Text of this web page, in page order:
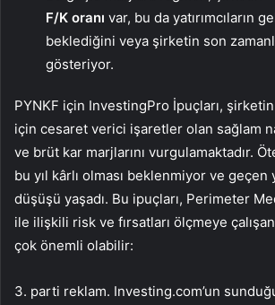
F/K oranı var, bu da yatırımcıların
beklediğini veya şirketin son
gösteriyor.
PYNKF için InvestingPro İpuçları,
için cesaret verici işaretler olan sağlam
ve brüt kar marjlarını vurgulamaktadır.
bu yıl kârlı olması beklenmiyor ve
düşüşü yaşadı. Bu ipuçları, Perimeter
ile ilişkili risk ve fırsatları ölçmeye çalışan
çok önemli olabilir:
3. parti reklam. Investing.com’un